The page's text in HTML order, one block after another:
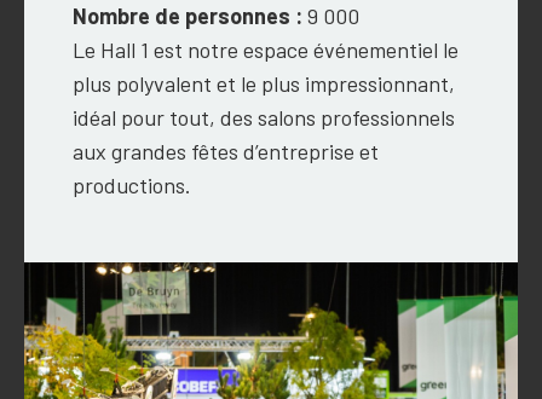
Nombre de personnes : 9 000
Le Hall 1 est notre espace événementiel le
plus polyvalent et le plus impressionnant,
idéal pour tout, des salons professionnels
aux grandes fêtes d’entreprise et
productions.